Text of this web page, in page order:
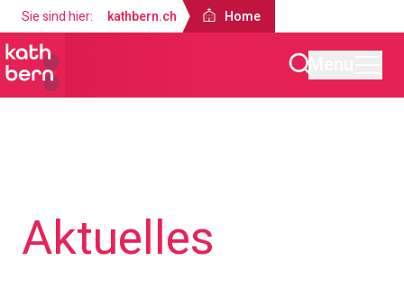
Sie sind hier: kathbern.ch Home
Aktuelles